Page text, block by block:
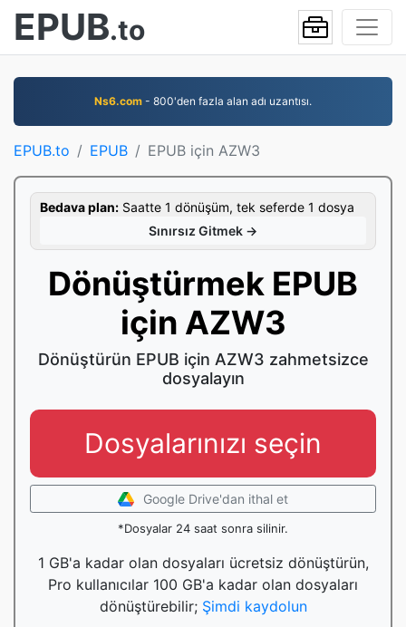
EPUB.to
Ns6.com - 800'den fazla alan adı uzantısı.
EPUB.to EPUB EPUB için AZW3
Bedava plan: Saatte 1 dönüşüm, tek seferde 1 dosya
Sınırsız Gitmek →
Dönüştürmek EPUB
için AZW3
Dönüştürün EPUB için AZW3 zahmetsizce
dosyalayın
Dosyalarınızı seçin
Google Drive'dan ithal et
*Dosyalar 24 saat sonra silinir.
1 GB'a kadar olan dosyaları ücretsiz dönüştürün,
Pro kullanıcılar 100 GB'a kadar olan dosyaları
dönüştürebilir; Şimdi kaydolun